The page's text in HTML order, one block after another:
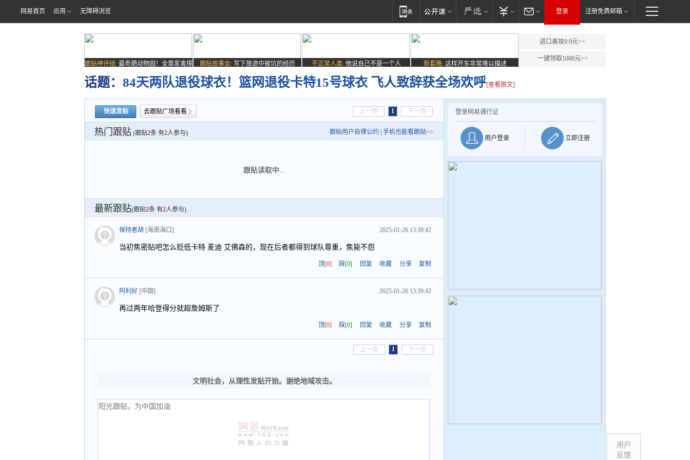
网易首页 应用 无障碍浏览 登录 注册免费邮箱
跟贴神评组: 最奇葩动物园！全靠家禽撑
场子
跟贴故事会: 写下旅途中被坑的经历 不正常人类: 他说自己不是一个人 新套路: 这样开车非常难以描述
进口美妆9.9元>>
一键领取1088元>>
话题： 84天两队退役球衣！篮网退役卡特15号球衣 飞人致辞获全场欢呼[查看原文]
快速发贴 去跟贴广场看看 上一页 1 下一页
热门跟贴 (跟贴2条 有2人参与) 跟贴用户自律公约 手机也能看跟贴>>
跟贴读取中...
最新跟贴(跟贴2条 有2人参与)
保持者胡 [海南海口] 2025-01-26 13:39:42
当初焦密贴吧怎么贬低卡特 麦迪 艾佛森的，现在后者都得到球队尊重，焦毙不怨
顶[0] 踩[0] 回复 收藏 分享 复制
阿利好 [中国] 2025-01-26 13:39:42
再过两年哈登得分就超詹姆斯了
顶[0] 踩[0] 回复 收藏 分享 复制
上一页 1 下一页
文明社会，从理性发贴开始。谢绝地域攻击。
登录网易通行证
用户登录 立即注册
用户
反馈